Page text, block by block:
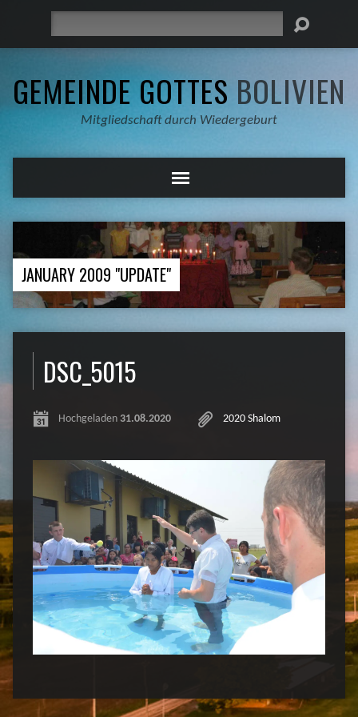
GEMEINDE GOTTES BOLIVIEN
Mitgliedschaft durch Wiedergeburt
JANUARY 2009 "UPDATE"
DSC_5015
Hochgeladen 31.08.2020 2020 Shalom